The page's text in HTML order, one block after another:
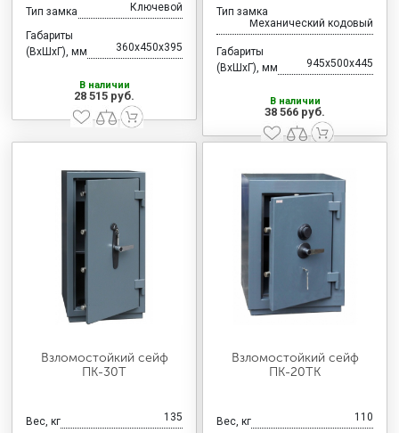
Тип замка Ключевой
Габариты
(ВхШхГ), мм
360x450x395
В наличии
28 515 руб.
Тип замка
Механический кодовый
Габариты
(ВхШхГ), мм
945x500x445
В наличии
38 566 руб.
Взломостойкий сейф
ПК-30Т
Вес, кг 135
Взломостойкий сейф
ПК-20ТК
Вес, кг 110